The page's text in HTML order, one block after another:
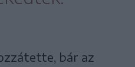
bár az